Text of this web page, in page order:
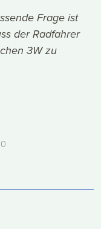
Frage ist
der Radfahrer
3W zu